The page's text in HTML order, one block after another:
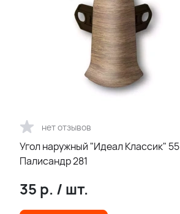
нет отзывов
Угол наружный "Идеал Классик" 55
Палисандр 281
35 р. / шт.